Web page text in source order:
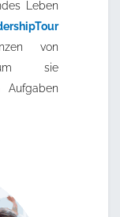
Leben
von
um sie